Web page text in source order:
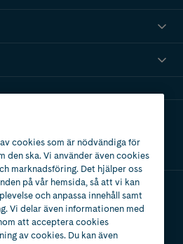
cookies som är nödvändiga för
den ska. Vi använder även cookies
marknadsföring. Det hjälper oss
på vår hemsida, så att vi kan
och anpassa innehåll samt
Vi delar även informationen med
att acceptera cookies
av cookies. Du kan även